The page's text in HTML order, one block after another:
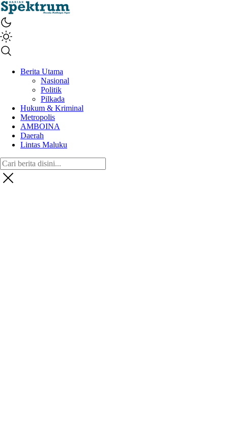
spektrumonline.com
Berita Utama
Nasional
Politik
Pilkada
Hukum & Kriminal
Metropolis
AMBOINA
Daerah
Lintas Maluku